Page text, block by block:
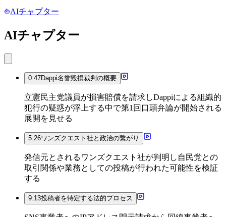
AIチャプター
AIチャプター
0:47Dappi名誉毀損裁判の概要
立憲民主党議員が損害賠償を請求しDappiによる組織的
犯行の疑惑が浮上する中で第1回口頭弁論が開始される
展開を見せる
5:26ワンズクエスト社と政治の繋がり
発信元とされるワンズクエスト社が判明し自民党との
取引関係や業務としての投稿が行われた可能性を検証
する
9:13投稿者を特定する法的プロセス